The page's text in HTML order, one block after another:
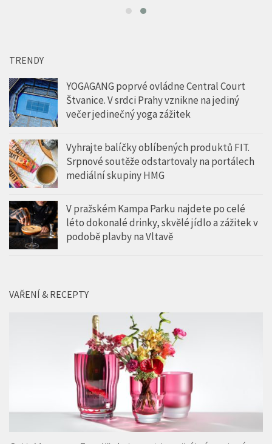
TRENDY
YOGAGANG poprvé ovládne Central Court
Štvanice. V srdci Prahy vznikne na jediný
večer jedinečný yoga zážitek
Vyhrajte balíčky oblíbených produktů FIT.
Srpnové soutěže odstartovaly na portálech
mediální skupiny HMG
V pražském Kampa Parku najdete po celé
léto dokonalé drinky, skvělé jídlo a zážitek v
podobě plavby na Vltavě
VAŘENÍ & RECEPTY